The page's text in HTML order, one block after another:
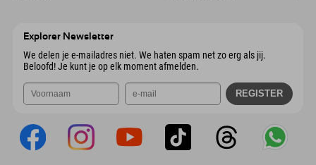
Explorer Newsletter
We delen je e-mailadres niet. We haten spam net zo erg als jij.
Beloofd! Je kunt je op elk moment afmelden.